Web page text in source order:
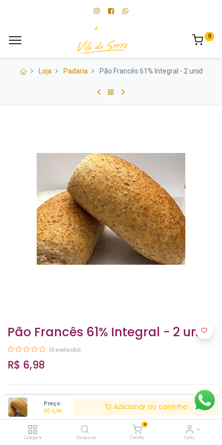
Preço:
R$ 6,98 Adicionar ao carrinho
Categoria Pesquisar
0
Carrinho Conta
0
Loja Padaria Pão Francês 61% Integral - 2 unid
Pão Francês 61% Integral - 2 unid
(0 avaliação)
R$ 6,98
Adicionar ao carrinho